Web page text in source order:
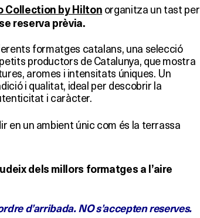
Collection by Hilton organitza un tast per
reserva prèvia.
formatges catalans, una selecció
productors de Catalunya, que mostra
aromes i intensitats úniques. Un
i qualitat, ideal per descobrir la
i caràcter.
en un ambient únic com és la terrassa
dels millors formatges a l’aire
d’arribada. NO s’accepten reserves.